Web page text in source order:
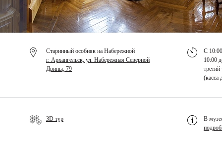
Старинный особняк на Набережной
г. Архангельск, ул. Набережная Северной
Двины, 79
С
10:00
(касса
3D тур
В